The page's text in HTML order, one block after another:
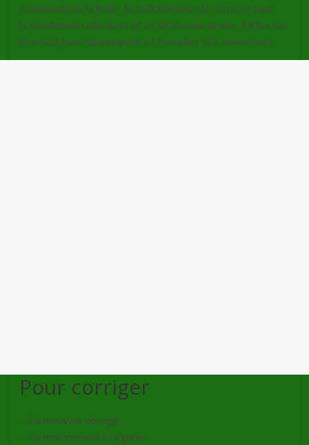
roulement de la balle, le relâchement du corps et plus
précisément celui du bras et de la main droite. Faîtes cet
exercice pour développer et travailler vos sensations.
Pour corriger
– Un mauvais dosage
– Un mouvement irrégulier